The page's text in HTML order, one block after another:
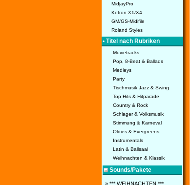
MidjayPro
Ketron X1/X4
GM/GS-Midifile
Roland Styles
• Titel nach Rubriken
Movietracks
Pop, 8-Beat & Ballads
Medleys
Party
Tischmusik Jazz & Swing
Top Hits & Hitparade
Country & Rock
Schlager & Volksmusik
Stimmung & Karneval
Oldies & Evergreens
Instrumentals
Latin & Ballsaal
Weihnachten & Klassik
Sounds/Pakete
» *** WEIHNACHTEN ***